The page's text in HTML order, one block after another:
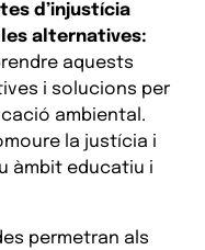
d’injustícia
alternatives:
aquests
i solucions per
ambiental.
la justícia i
àmbit educatiu i
permetran als